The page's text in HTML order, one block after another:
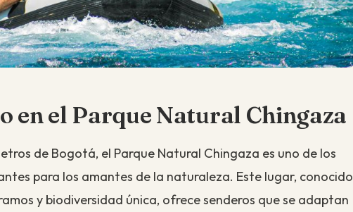
en el Parque Natural Chingaza
de Bogotá, el Parque Natural Chingaza es uno de los
para los amantes de la naturaleza. Este lugar, conocido
y biodiversidad única, ofrece senderos que se adaptan